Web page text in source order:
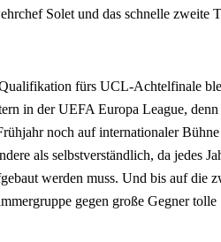
Solet und das schnelle zweite
fürs UCL-Achtelfinale
in der UEFA Europa League,
noch auf internationaler
als selbstverständlich, da jedes
werden muss. Und bis auf die
gegen große Gegner tolle